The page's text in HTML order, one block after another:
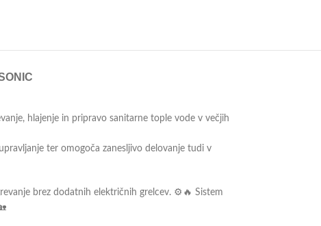
hlajenje in pripravo sanitarne tople vode v večjih
ter omogoča zanesljivo delovanje tudi v
brez dodatnih električnih grelcev. ⚙️🔥 Sistem